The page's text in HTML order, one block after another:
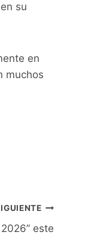
su
en
muchos
este